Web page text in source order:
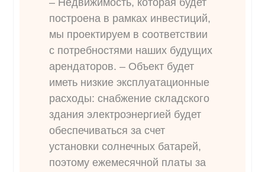
– Недвижимость, которая будет
построена в рамках инвестиций,
мы проектируем в соответствии
с потребностями наших будущих
арендаторов. – Объект будет
иметь низкие эксплуатационные
расходы: снабжение складского
здания электроэнергией будет
обеспечиваться за счет
установки солнечных батарей,
поэтому ежемесячной платы за